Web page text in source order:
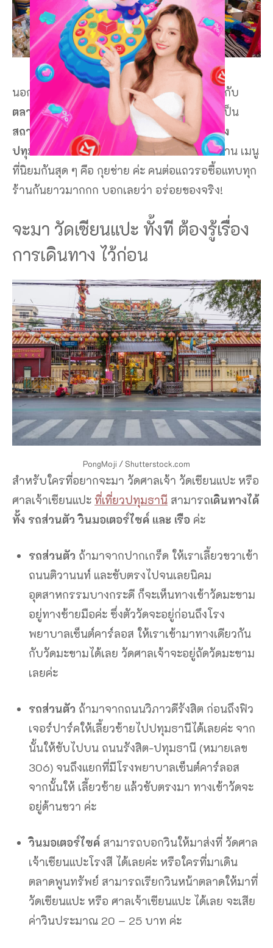
Sombat Muycheen / Shutterstock.com
นอกจากนี้บรรยากาศรอบ ๆ วัดศาลเจ้า ยังติดกับ
ตลาดริมน้ำวัดศาลเจ้า
อีกด้วยนะคะ ที่นี่นับว่าเป็น
สถานที่ที่รวบรวมของอร่อย อาหารขึ้นชื่อ ของ
ปทุมธานี
เลยก็ว่าได้ มีทั้ง ของคาว และ ของหวาน เมนู
ที่นิยมกันสุด ๆ คือ กุยช่าย ค่ะ คนต่อแถวรอซื้อแทบทุก
ร้านกันยาวมากกก บอกเลยว่า อร่อยของจริง!
จะมา วัดเซียนแปะ ทั้งที ต้องรู้เรื่อง
การเดินทาง ไว้ก่อน
PongMoji / Shutterstock.com
สำหรับใครที่อยากจะมา วัดศาลเจ้า วัดเซียนแปะ หรือ
ศาลเจ้าเซียนแปะ ที่เที่ยวปทุมธานี สามารถเดินทางได้
ทั้ง รถส่วนตัว วินมอเตอร์ไซค์ และ เรือ ค่ะ
รถส่วนตัว ถ้ามาจากปากเกร็ด ให้เราเลี้ยวขวาเข้า
ถนนติวานนท์ และขับตรงไปจนเลยนิคม
อุตสาหกรรมบางกระดี ก็จะเห็นทางเข้าวัดมะขาม
อยู่ทางซ้ายมือค่ะ ซึ่งตัววัดจะอยู่ก่อนถึงโรง
พยาบาลเซ็นต์คาร์ลอส ให้เราเข้ามาทางเดียวกัน
กับวัดมะขามได้เลย วัดศาลเจ้าจะอยู่ถัดวัดมะขาม
เลยค่ะ
รถส่วนตัว ถ้ามาจากถนนวิภาวดีรังสิต ก่อนถึงฟิว
เจอร์ปาร์คให้เลี้ยวซ้ายไปปทุมธานีได้เลยค่ะ จาก
นั้นให้ขับไปบน ถนนรังสิต-ปทุมธานี (หมายเลข
306) จนถึงแยกที่มีโรงพยาบาลเซ็นต์คาร์ลอส
จากนั้นให้ เลี้ยวซ้าย แล้วขับตรงมา ทางเข้าวัดจะ
อยู่ด้านขวา ค่ะ
วินมอเตอร์ไซค์ สามารถบอกวินให้มาส่งที่ วัดศาล
เจ้าเซียนแปะโรงสี ได้เลยค่ะ หรือใครที่มาเดิน
ตลาดพูนทรัพย์ สามารถเรียกวินหน้าตลาดให้มาที่
วัดเซียนแปะ หรือ ศาลเจ้าเซียนแปะ ได้เลย จะเสีย
ค่าวินประมาณ 20 – 25 บาท ค่ะ